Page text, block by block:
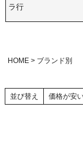
ラ行
HOME ブランド別
並び替え 価格が安